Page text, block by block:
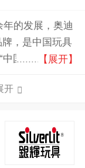
年的发展，奥迪
，是中国玩具
中国名牌产【展开】
开